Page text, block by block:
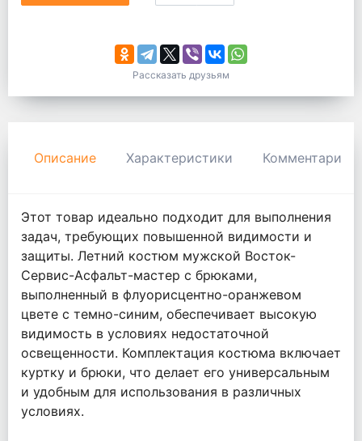
Рассказать друзьям
Описание Характеристики Комментарии
Этот товар идеально подходит для выполнения
задач, требующих повышенной видимости и
защиты. Летний костюм мужской Восток-
Сервис-Асфальт-мастер с брюками,
выполненный в флуорисцентно-оранжевом
цвете с темно-синим, обеспечивает высокую
видимость в условиях недостаточной
освещенности. Комплектация костюма включает
куртку и брюки, что делает его универсальным
и удобным для использования в различных
условиях.